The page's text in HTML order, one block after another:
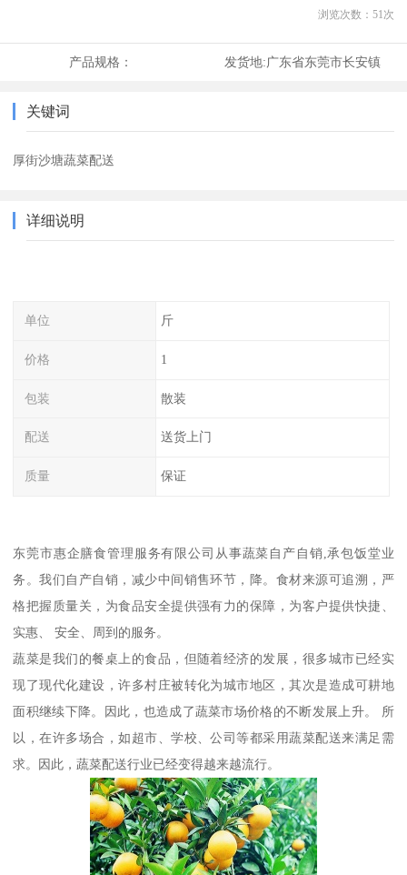
浏览次数： 51次
产品规格： 发货地:广东省东莞市长安镇
关键词
厚街沙塘蔬菜配送
详细说明
单位 斤
价格 1
包装 散装
配送 送货上门
质量 保证
东莞市惠企膳食管理服务有限公司从事蔬菜自产自销,承包饭堂业
务。我们自产自销，减少中间销售环节，降。食材来源可追溯，严
格把握质量关，为食品安全提供强有力的保障，为客户提供快捷、
实惠、 安全、周到的服务。
蔬菜是我们的餐桌上的食品，但随着经济的发展，很多城市已经实
现了现代化建设，许多村庄被转化为城市地区，其次是造成可耕地
面积继续下降。因此，也造成了蔬菜市场价格的不断发展上升。 所
以，在许多场合，如超市、学校、公司等都采用蔬菜配送来满足需
求。因此，蔬菜配送行业已经变得越来越流行。